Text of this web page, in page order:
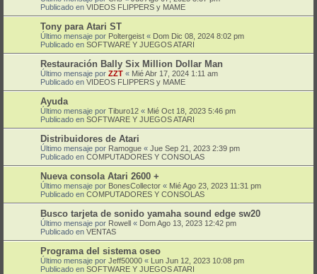
Publicado en VIDEOS FLIPPERS y MAME
Tony para Atari ST
Último mensaje por Poltergeist « Dom Dic 08, 2024 8:02 pm
Publicado en SOFTWARE Y JUEGOS ATARI
Restauración Bally Six Million Dollar Man
Último mensaje por ZZT « Mié Abr 17, 2024 1:11 am
Publicado en VIDEOS FLIPPERS y MAME
Ayuda
Último mensaje por Tiburo12 « Mié Oct 18, 2023 5:46 pm
Publicado en SOFTWARE Y JUEGOS ATARI
Distribuidores de Atari
Último mensaje por Ramogue « Jue Sep 21, 2023 2:39 pm
Publicado en COMPUTADORES Y CONSOLAS
Nueva consola Atari 2600 +
Último mensaje por BonesCollector « Mié Ago 23, 2023 11:31 pm
Publicado en COMPUTADORES Y CONSOLAS
Busco tarjeta de sonido yamaha sound edge sw20
Último mensaje por Rowell « Dom Ago 13, 2023 12:42 pm
Publicado en VENTAS
Programa del sistema oseo
Último mensaje por Jeff50000 « Lun Jun 12, 2023 10:08 pm
Publicado en SOFTWARE Y JUEGOS ATARI